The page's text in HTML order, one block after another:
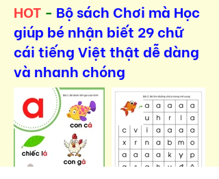
HOT - Bộ sách Chơi mà Học
giúp bé nhận biết 29 chữ
cái tiếng Việt thật dễ dàng
và nhanh chóng